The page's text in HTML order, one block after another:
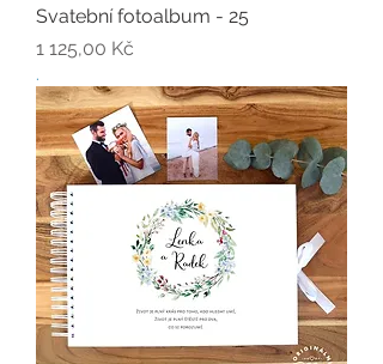
Svatební fotoalbum - 25
Cena
1 125,00 Kč
.